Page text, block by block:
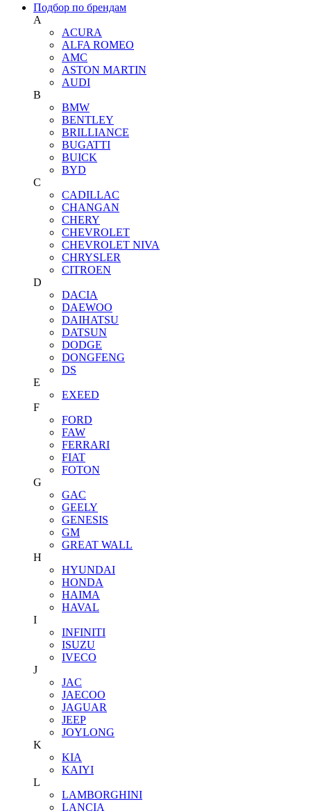
Подбор по брендам
A
ACURA
ALFA ROMEO
AMC
ASTON MARTIN
AUDI
B
BMW
BENTLEY
BRILLIANCE
BUGATTI
BUICK
BYD
C
CADILLAC
CHANGAN
CHERY
CHEVROLET
CHEVROLET NIVA
CHRYSLER
CITROEN
D
DACIA
DAEWOO
DAIHATSU
DATSUN
DODGE
DONGFENG
DS
E
EXEED
F
FORD
FAW
FERRARI
FIAT
FOTON
G
GAC
GEELY
GENESIS
GM
GREAT WALL
H
HYUNDAI
HONDA
HAIMA
HAVAL
I
INFINITI
ISUZU
IVECO
J
JAC
JAECOO
JAGUAR
JEEP
JOYLONG
K
KIA
KAIYI
L
LAMBORGHINI
LANCIA